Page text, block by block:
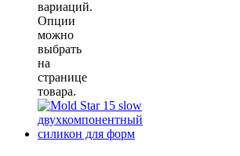
вариаций.
Опции
можно
выбрать
на
странице
товара.